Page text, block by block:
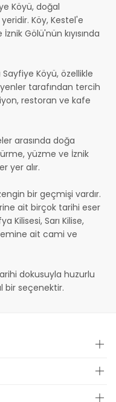
Köyü, doğal
Köy, Kestel'e
Gölü'nün kıyısında
Köyü, özellikle
tarafından tercih
restoran ve kafe
arasında doğa
yüzme ve İznik
yer alır.
bir geçmişi vardır.
ait birçok tarihi eser
Kilisesi, Sarı Kilise,
ait cami ve
dokusuyla huzurlu
bir seçenektir.